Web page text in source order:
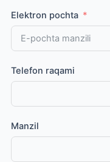
Elektron pochta
Telefon raqami
Manzil